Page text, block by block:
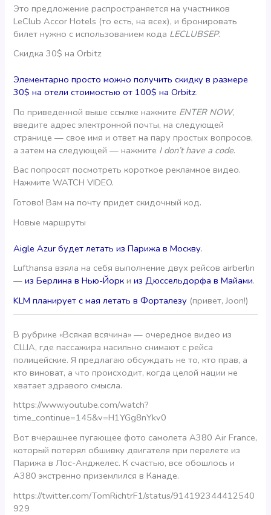
Это предложение распространяется на участников
LeClub Accor Hotels (то есть, на всех), и бронировать
билет нужно с использованием кода LECLUBSEP.
Скидка 30$ на Orbitz
Элементарно просто можно получить скидку в размере
30$ на отели стоимостью от 100$ на Orbitz.
По приведенной выше ссылке нажмите ENTER NOW,
введите адрес электронной почты, на следующей
странице — свое имя и ответ на пару простых вопросов,
а затем на следующей — нажмите I don’t have a code.
Вас попросят посмотреть короткое рекламное видео.
Нажмите WATCH VIDEO.
Готово! Вам на почту придет скидочный код.
Новые маршруты
Aigle Azur будет летать из Парижа в Москву.
Lufthansa взяла на себя выполнение двух рейсов airberlin
—из Берлина в Нью-Йорк ииз Дюссельдорфа в Майами.
KLM планирует с мая летать в Форталезу (привет, Joon!)
В рубрике «Всякая всячина» — очередное видео из
США, где пассажира насильно снимают с рейса
полицейские. Я предлагаю обсуждать не то, кто прав, а
кто виноват, а что происходит, когда целой нации не
хватает здравого смысла.
https://www.youtube.com/watch?
time_continue=145&v=H1YGg8nYkv0
Вот вчерашнее пугающее фото самолета A380 Air France,
который потерял обшивку двигателя при перелете из
Парижа в Лос-Анджелес. К счастью, все обошлось и
А380 экстренно приземлился в Канаде.
https://twitter.com/TomRichtrF1/status/914192344412540
929